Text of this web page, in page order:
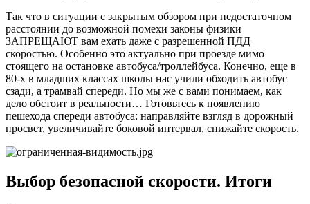
Так что в ситуации с закрытым обзором при недостаточном
расстоянии до возможной помехи законы физики
ЗАПРЕЩАЮТ вам ехать даже с разрешенной ПДД
скоростью. Особенно это актуально при проезде мимо
стоящего на остановке автобуса/троллейбуса. Конечно, еще в
80-х в младших классах школы нас учили обходить автобус
сзади, а трамвай спереди. Но мы же с вами понимаем, как
дело обстоит в реальности… Готовьтесь к появлению
пешехода спереди автобуса: направляйте взгляд в дорожный
просвет, увеличивайте боковой интервал, снижайте скорость.
Выбор безопасной скорости. Итоги